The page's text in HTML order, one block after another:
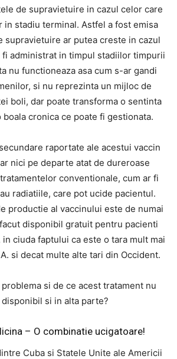
de supravietuire in cazul celor care
in stadiu terminal. Astfel a fost emisa
supravietuire ar putea creste in cazul
fi administrat in timpul stadiilor timpurii
nu functioneaza asa cum s-ar gandi
si nu reprezinta un mijloc de
boli, dar poate transforma o sentinta
cronica ce poate fi gestionata.
raportate ale acestui vaccin
nici pe departe atat de dureroase
conventionale, cum ar fi
radiatiile, care pot ucide pacientul.
productie al vaccinului este de numai
disponibil gratuit pentru pacienti
in ciuda faptului ca este o tara mult mai
si decat multe alte tari din Occident.
si de ce acest tratament nu
si in alta parte?
– O combinatie ucigatoare!
Cuba si Statele Unite ale Americii